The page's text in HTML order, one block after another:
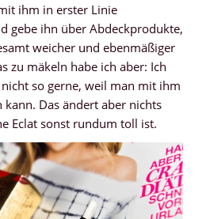
ihm in erster Linie
gebe ihn über Abdeckprodukte,
weicher und ebenmäßiger
zu mäkeln habe ich aber: Ich
so gerne, weil man mit ihm
Das ändert aber nichts
Eclat sonst rundum toll ist.